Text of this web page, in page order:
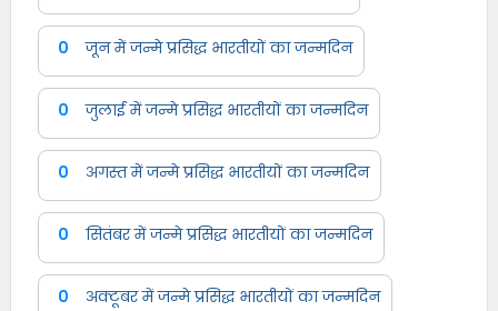
0 जून में जन्मे प्रसिद्ध भारतीयों का जन्मदिन
0 जुलाई में जन्मे प्रसिद्ध भारतीयों का जन्मदिन
0 अगस्त में जन्मे प्रसिद्ध भारतीयों का जन्मदिन
0 सितंबर में जन्मे प्रसिद्ध भारतीयों का जन्मदिन
0 अक्टूबर में जन्मे प्रसिद्ध भारतीयों का जन्मदिन